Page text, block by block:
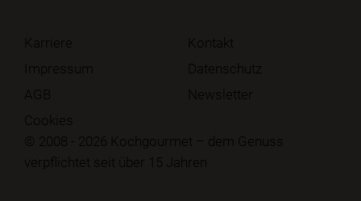
© 2008 - 2026 Kochgourmet – dem Genuss
verpflichtet seit über 15 Jahren
Karriere
Kontakt
Impressum
Datenschutz
AGB
Newsletter
Cookies